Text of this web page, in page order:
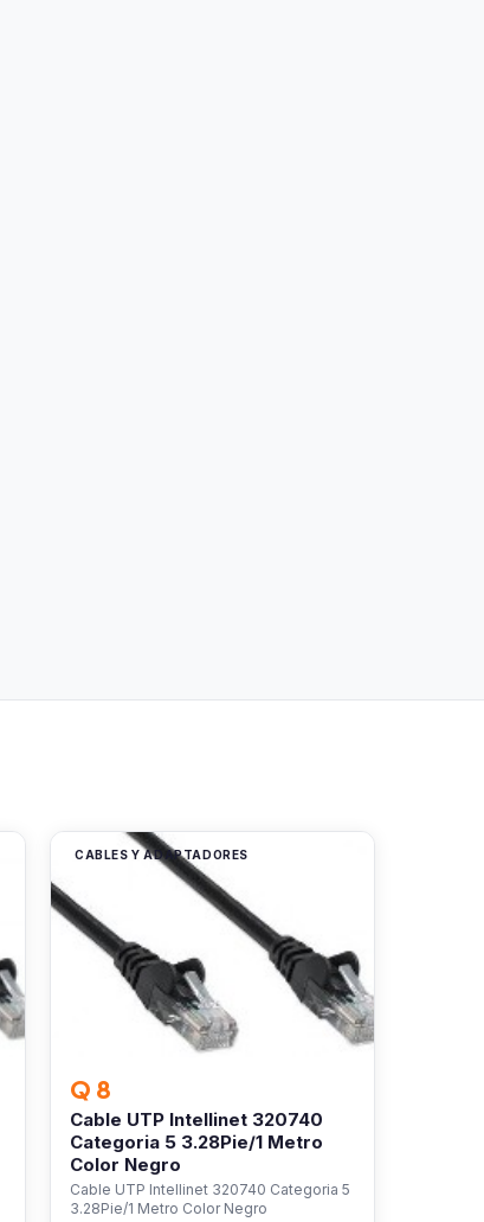
CABLES Y ADAPTADORES
Q 8
Cable UTP Intellinet 320740
Categoria 5 3.28Pie/1 Metro
Color Negro
Cable UTP Intellinet 320740 Categoria 5
3.28Pie/1 Metro Color Negro